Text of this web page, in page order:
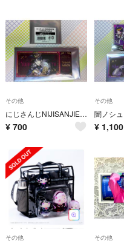
その他
にじさんじNIJISANJIEN×アニメイトカフェ 箔押しチケットカード 夢追翔
¥ 700
その他
¥ 1,100
その他 その他